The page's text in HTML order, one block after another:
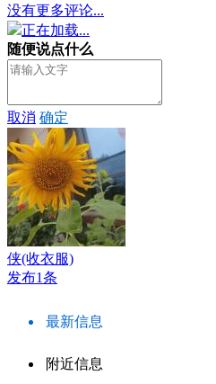
没有更多评论...
正在加载...
随便说点什么
取消 确定
侠(收衣服)
发布1条
最新信息
附近信息